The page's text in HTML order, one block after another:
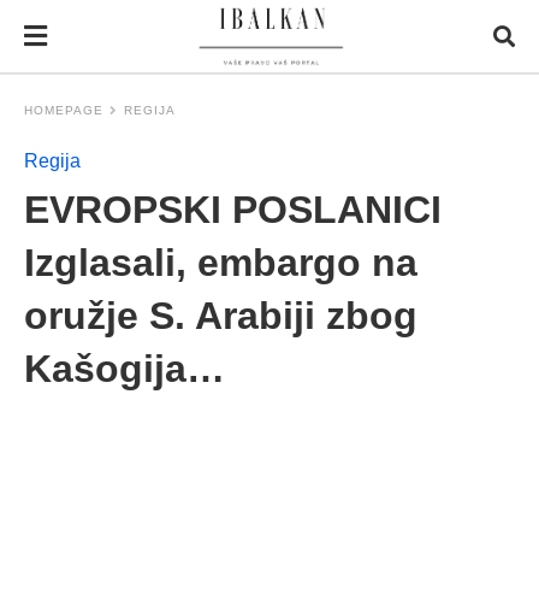
HOMEPAGE REGIJA
Regija
EVROPSKI POSLANICI
Izglasali, embargo na
oružje S. Arabiji zbog
Kašogija…